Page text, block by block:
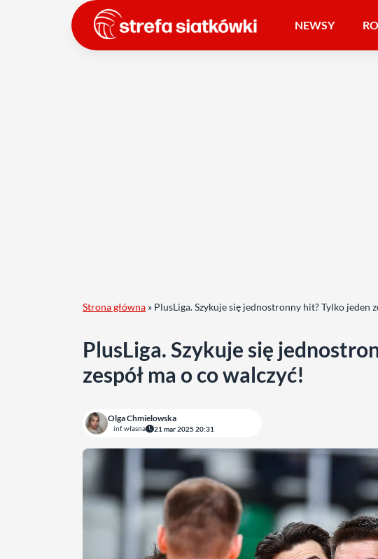
NEWSY
Strona główna » PlusLiga. Szykuje się jednostronny hit? Tylko jeden
PlusLiga. Szykuje się
zespół ma o co walczyć!
Olga Chmielowska
inf. własna 21 mar 2025 20:31